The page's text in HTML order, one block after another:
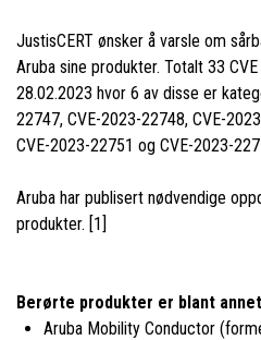
JustisCERT ønsker å varsle om
Aruba sine produkter. Totalt 33
28.02.2023 hvor 6 av disse er
22747, CVE-2023-22748, CVE-
CVE-2023-22751 og CVE-2023-
Aruba har publisert nødvendige
produkter. [1]
Berørte produkter er blant
Aruba Mobility Conductor